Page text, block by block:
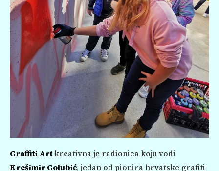
Graffiti Artkreativna je radionica koju vodi
Krešimir Golubić, jedan od pionira hrvatske grafiti